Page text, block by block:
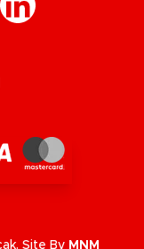
Site By MNM